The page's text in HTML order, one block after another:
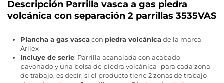
Descripción Parrilla vasca a gas piedra
volcánica con separación 2 parrillas 3535VAS
Plancha a gas vascacon piedra volcánicade la marca
Arilex
Incluye de serie: Parrilla acanalada con acabado
pavonado y una bolsa de piedra volcánica -para cada zona
de trabajo, es decir, si el producto tiene 2 zonas de trabajo